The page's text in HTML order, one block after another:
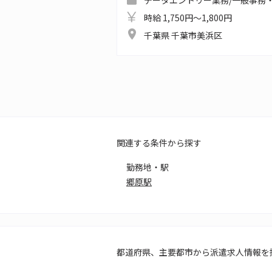
時給 1,750円～1,800円
千葉県 千葉市美浜区
関連する条件から探す
勤務地・駅
郷原駅
都道府県、主要都市から派遣求人情報を